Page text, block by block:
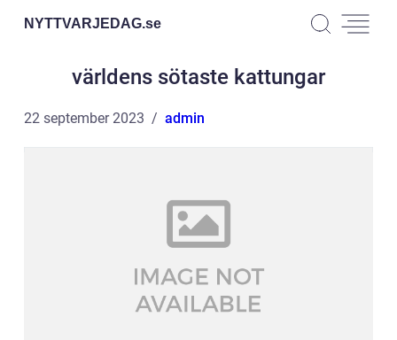
NYTTVARJEDAG.se
världens sötaste kattungar
22 september 2023 admin